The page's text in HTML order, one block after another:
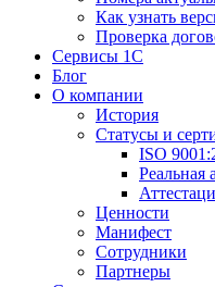
Как узнать
Проверка
Сервисы 1С
Блог
О компании
История
Статусы и
ISO
Реальная
Ценности
Манифест
Сотрудники
Партнеры